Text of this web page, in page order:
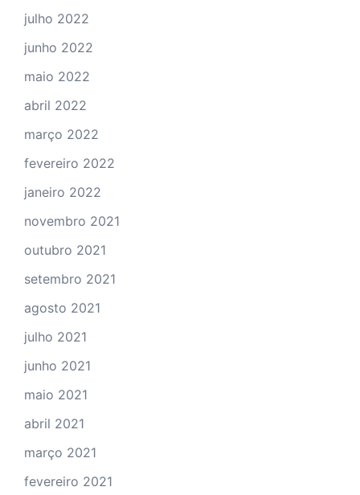
julho 2022
junho 2022
maio 2022
abril 2022
março 2022
fevereiro 2022
janeiro 2022
novembro 2021
outubro 2021
setembro 2021
agosto 2021
julho 2021
junho 2021
maio 2021
abril 2021
março 2021
fevereiro 2021